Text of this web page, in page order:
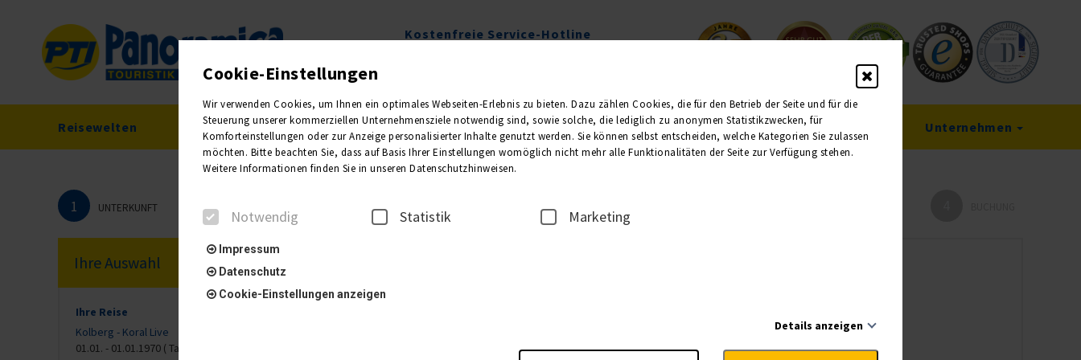
Kostenfreie Service-Hotline
Reisewelten Reisekalender Newsletter Kataloge Service Unternehmen
1 UNTERKUNFT REISEANMELDER
Bitte wählen Sie die Anzahl der gewünschten Zimmer:
Ihre Auswahl
Ihre Reise
Kolberg - Koral Live
01.01. - 01.01.1970 ( Tag)
Cookie-Einstellungen
Wir verwenden Cookies, um Ihnen ein optimales Webseiten-Erlebnis zu bieten. Dazu zählen Cookies, die für den Betrieb der Seite und für die
Steuerung unserer kommerziellen Unternehmensziele notwendig sind, sowie solche, die lediglich zu anonymen Statistikzwecken, für
Komforteinstellungen oder zur Anzeige personalisierter Inhalte genutzt werden. Sie können selbst entscheiden, welche Kategorien Sie zulassen
möchten. Bitte beachten Sie, dass auf Basis Ihrer Einstellungen womöglich nicht mehr alle Funktionalitäten der Seite zur Verfügung stehen.
Weitere Informationen finden Sie in unseren Datenschutzhinweisen.
Notwendig Statistik Marketing
Impressum
Datenschutz
Cookie-Einstellungen anzeigen
Details anzeigen